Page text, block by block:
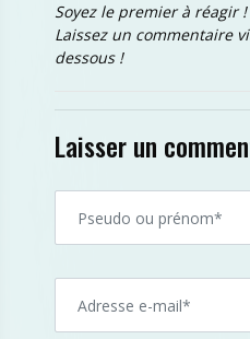
Soyez le premier à réagir !
Laissez un commentaire
dessous !
Laisser un